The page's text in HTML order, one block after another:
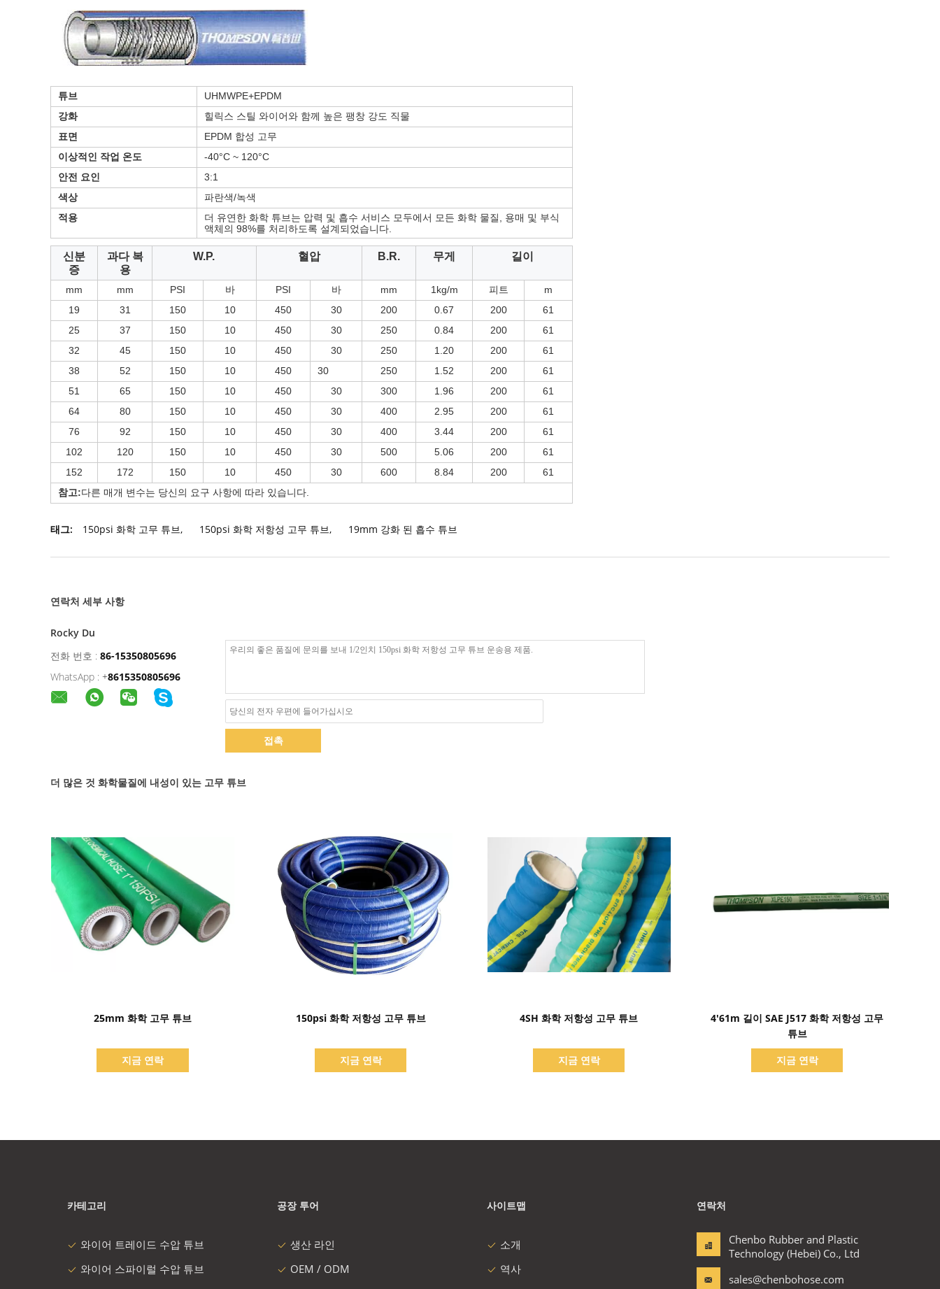
튜브
UHMWPE+EPDM
강화
힐릭스 스틸 와이어와 함께 높은 팽창 강도 직물
표면
EPDM 합성 고무
이상적인 작업 온도
-40°C ~ 120°C
안전 요인
3:1
색상
파란색/녹색
적용
더 유연한 화학 튜브는 압력 및 흡수 서비스 모두에서 모든 화학 물질, 용매 및 부식
액체의 98%를 처리하도록 설계되었습니다.
신분
증
과다 복
용
W.P. 혈압 B.R. 무게 길이
mm mm PSI 바 PSI 바 mm 1kg/m 피트
m
19
31 150 10 450 30 200 0.67 200
61
25
37 150 10 450 30 250 0.84 200
61
32
45 150 10 450 30 250 1.20 200
61
38
52 150 10 450 30 250 1.52 200
61
51
65 150 10 450 30 300 1.96 200
61
64
80 150 10 450 30 400 2.95 200
61
76
92 150 10 450 30 400 3.44 200
61
102
120 150 10 450 30 500 5.06 200
61
152
172 150 10 450 30 600 8.84 200
61
참고:다른 매개 변수는 당신의 요구 사항에 따라 있습니다.
태그: 150psi 화학 고무 튜브, 150psi 화학 저항성 고무 튜브, 19mm 강화 된 흡수 튜브
연락처 세부 사항
Rocky Du
전화 번호 : 86-15350805696
WhatsApp : +8615350805696
접촉
더 많은 것 화학물질에 내성이 있는 고무 튜브
25mm 화학 고무 튜브
지금 연락
150psi 화학 저항성 고무 튜브
지금 연락
4SH 화학 저항성 고무 튜브
지금 연락
4'61m 길이 SAE J517 화학 저항성 고무
튜브
지금 연락
카테고리
와이어 트레이드 수압 튜브
와이어 스파이럴 수압 튜브
공장 투어
생산 라인
OEM / ODM
사이트맵
소개
역사
연락처
Chenbo Rubber and Plastic
Technology (Hebei) Co., Ltd
sales@chenbohose.com